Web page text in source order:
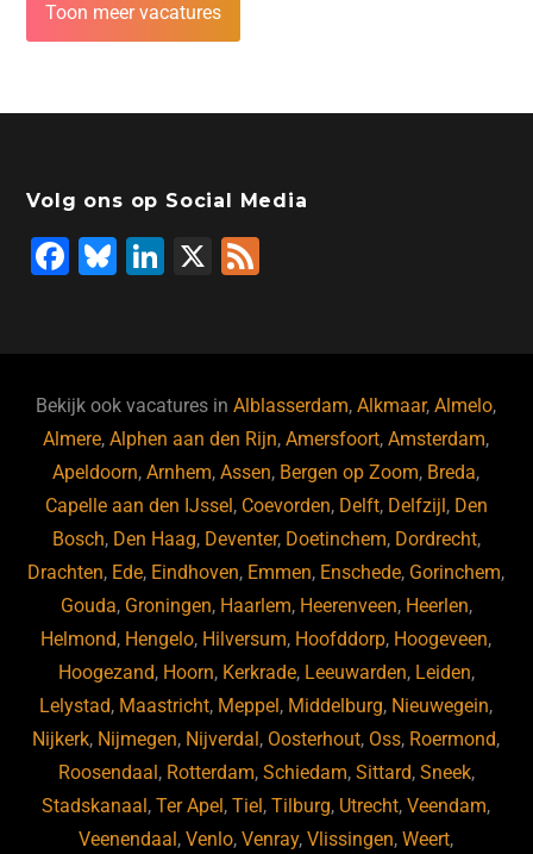
Toon meer vacatures
Volg ons op Social Media
F
b
o
o
k
Bl
ky
Li
dI
n
X
Bekijk ook vacatures inAlblasserdam,Alkmaar,Almelo,
Almere,Alphen aan den Rijn,Amersfoort,Amsterdam,
Apeldoorn,Arnhem,Assen, Bergen op Zoom, Breda,
Capelle aan den IJssel , Coevorden, Delft, Delfzijl , Den
Bosch, Den Haag, Deventer, Doetinchem, Dordrecht,
Drachten, Ede, Eindhoven, Emmen, Enschede, Gorinchem,
Gouda, Groningen, Haarlem, Heerenveen, Heerlen,
Helmond, Hengelo, Hilversum, Hoofddorp, Hoogeveen,
Hoogezand, Hoorn, Kerkrade, Leeuwarden, Leiden,
Lelystad, Maastricht, Meppel , Middelburg, Nieuwegein,
Nijkerk, Nijmegen, Nijverdal , Oosterhout, Oss, Roermond,
Roosendaal , Rotterdam, Schiedam, Sittard, Sneek,
Stadskanaal ,Ter Apel ,Tiel ,Tilburg, Utrecht,Veendam,
Veenendaal ,Venlo,Venray,Vlissingen,Weert,